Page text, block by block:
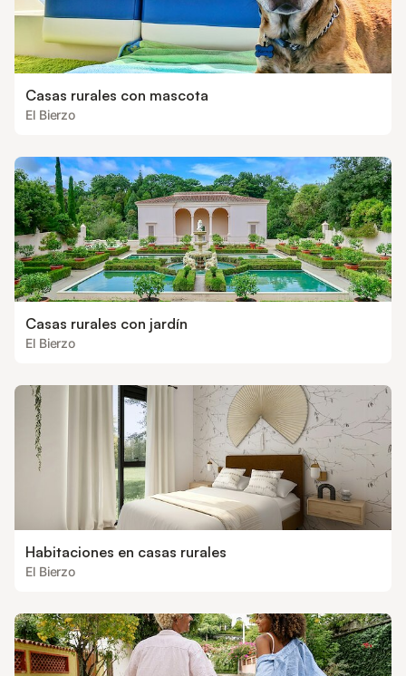
Casas rurales con mascota
El Bierzo
Casas rurales con jardín
El Bierzo
Habitaciones en casas rurales
El Bierzo